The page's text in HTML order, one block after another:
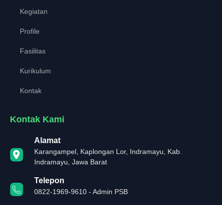
Kegiatan
Profile
Fasilitas
Kurikulum
Kontak
Kontak Kami
Alamat
Karangampel, Kaplongan Lor, Indramayu, Kab.
Indramayu, Jawa Barat
Telepon
0822-1969-9610 - Admin PSB